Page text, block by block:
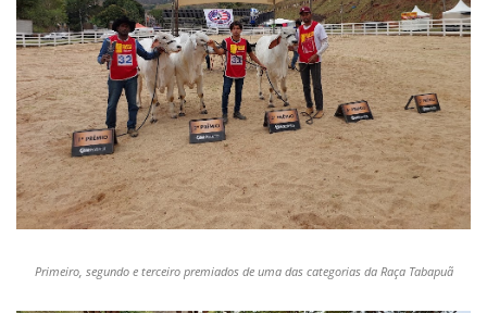
Primeiro, segundo e terceiro premiados de uma das categorias da Raça Tabapuã